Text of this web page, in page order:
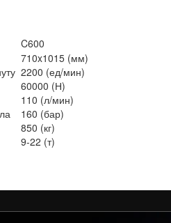
C600
710x1015 (мм)
2200 (ед/мин)
60000 (Н)
110 (л/мин)
160 (бар)
850 (кг)
9-22 (т)